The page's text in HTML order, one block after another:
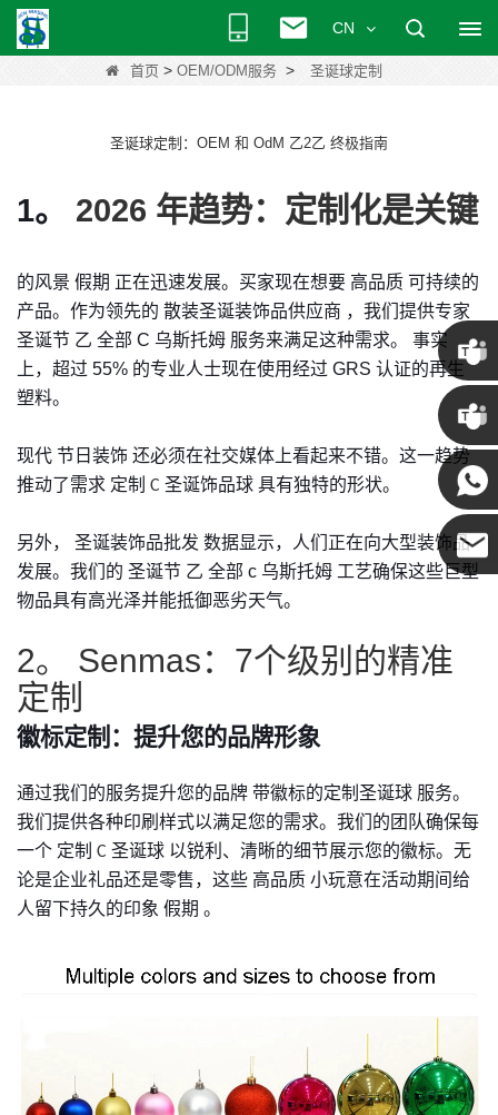
CN
首页 > OEM/ODM服务> 圣诞球定制
圣诞球定制：OEM 和 OdM 乙2乙 终极指南
1。 2026 年趋势：定制化是关键
的风景 假期 正在迅速发展。买家现在想要 高品质 可持续的
产品。作为领先的 散装圣诞装饰品供应商 ，我们提供专家
圣诞节 乙 全部 C 乌斯托姆 服务来满足这种需求。 事实
上，超过 55% 的专业人士现在使用经过 GRS 认证的再生
塑料。
现代 节日装饰 还必须在社交媒体上看起来不错。这一趋势
推动了需求 定制 C 圣诞饰品球 具有独特的形状。
另外， 圣诞装饰品批发 数据显示，人们正在向大型装饰品
发展。我们的 圣诞节 乙 全部 c 乌斯托姆 工艺确保这些巨型
物品具有高光泽并能抵御恶劣天气。
2。 Senmas：7个级别的精准
定制
徽标定制：提升您的品牌形象
通过我们的服务提升您的品牌 带徽标的定制圣诞球 服务。
我们提供各种印刷样式以满足您的需求。我们的团队确保每
一个 定制 C 圣诞球 以锐利、清晰的细节展示您的徽标。无
论是企业礼品还是零售，这些 高品质 小玩意在活动期间给
人留下持久的印象 假期 。
克里斯
· 肯尼 ·